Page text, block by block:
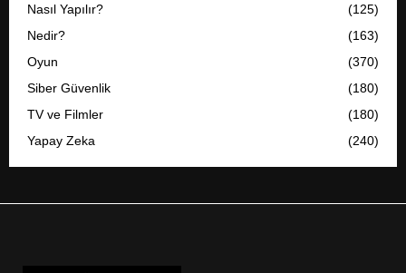
Nasıl Yapılır?
(125)
Nedir?
(163)
Oyun
(370)
Siber Güvenlik
(180)
TV ve Filmler
(180)
Yapay Zeka
(240)